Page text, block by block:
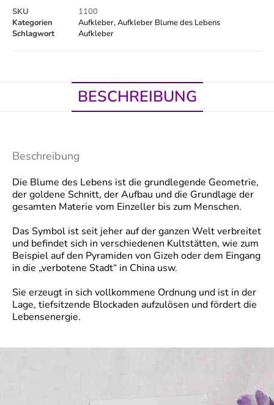
SKU
1100
Kategorien
Aufkleber,Aufkleber Blume des Lebens
Schlagwort
Aufkleber
BESCHREIBUNG
Beschreibung
Die Blume des Lebens ist die grundlegende Geometrie,
der goldene Schnitt, der Aufbau und die Grundlage der
gesamten Materie vom Einzeller bis zum Menschen.
Das Symbol ist seit jeher auf der ganzen Welt verbreitet
und befindet sich in verschiedenen Kultstätten, wie zum
Beispiel auf den Pyramiden von Gizeh oder dem Eingang
in die „verbotene Stadt“ in China usw.
Sie erzeugt in sich vollkommene Ordnung und ist in der
Lage, tiefsitzende Blockaden aufzulösen und fördert die
Lebensenergie.